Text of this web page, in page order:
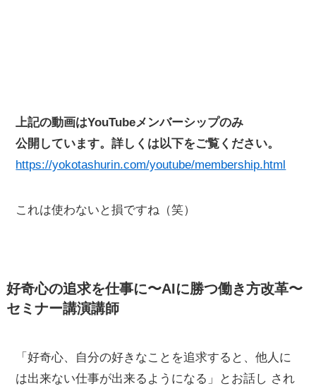
上記の動画はYouTubeメンバーシップのみ
公開しています。詳しくは以下をご覧ください。
https://yokotashurin.com/youtube/membership.html
これは使わないと損ですね（笑）
好奇心の追求を仕事に〜AIに勝つ働き方改革〜
セミナー講演講師
「好奇心、自分の好きなことを追求すると、他人に
は出来ない仕事が出来るようになる」とお話し され